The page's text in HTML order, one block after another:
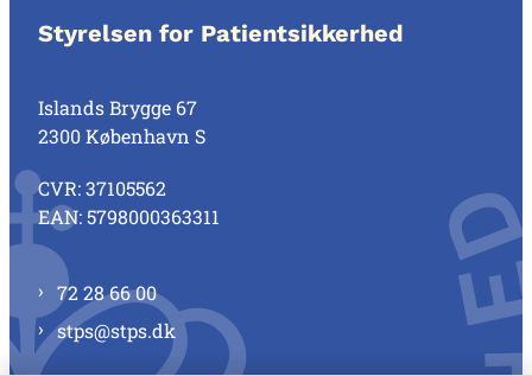
Styrelsen for Patientsikkerhed
Islands Brygge 67
2300 København S
CVR: 37105562
EAN: 5798000363311
72 28 66 00
stps@stps.dk